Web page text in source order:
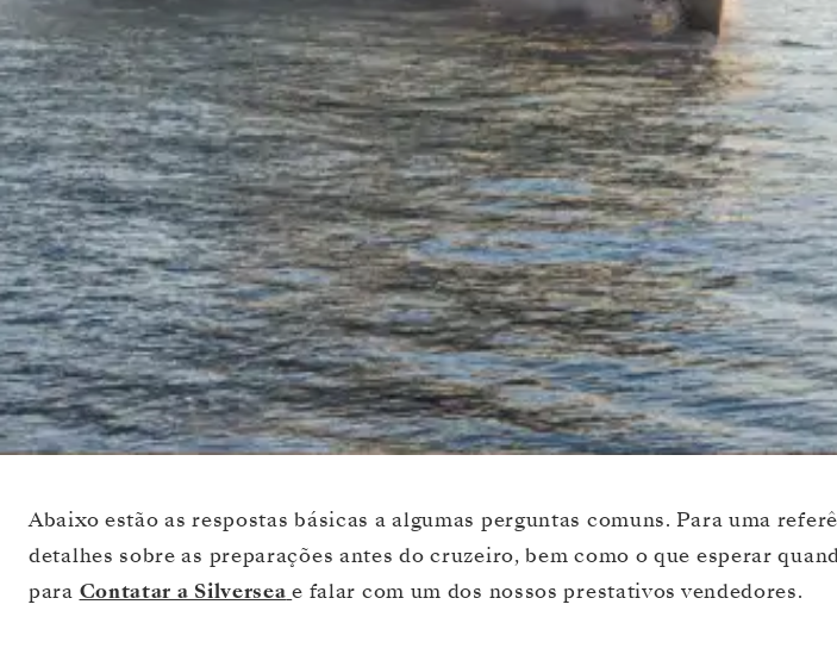
Abaixo estão as respostas básicas a algumas perguntas comuns. Para uma
detalhes sobre as preparações antes do cruzeiro, bem como o que esperar
para Contatar a Silversea e falar com um dos nossos prestativos vendedores.